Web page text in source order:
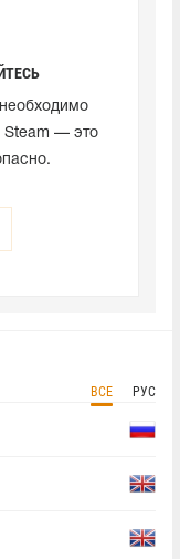
Steam — это
ВСЕ РУС